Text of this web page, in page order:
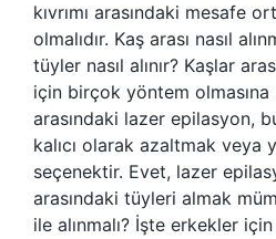
kıvrımı arasındaki mesafe
olmalıdır. Kaş arası nasıl
tüyler nasıl alınır? Kaşlar
için birçok yöntem
arasındaki lazer epilasyon,
kalıcı olarak azaltmak
seçenektir. Evet, lazer
arasındaki tüyleri almak
ile alınmalı? İşte erkekler için